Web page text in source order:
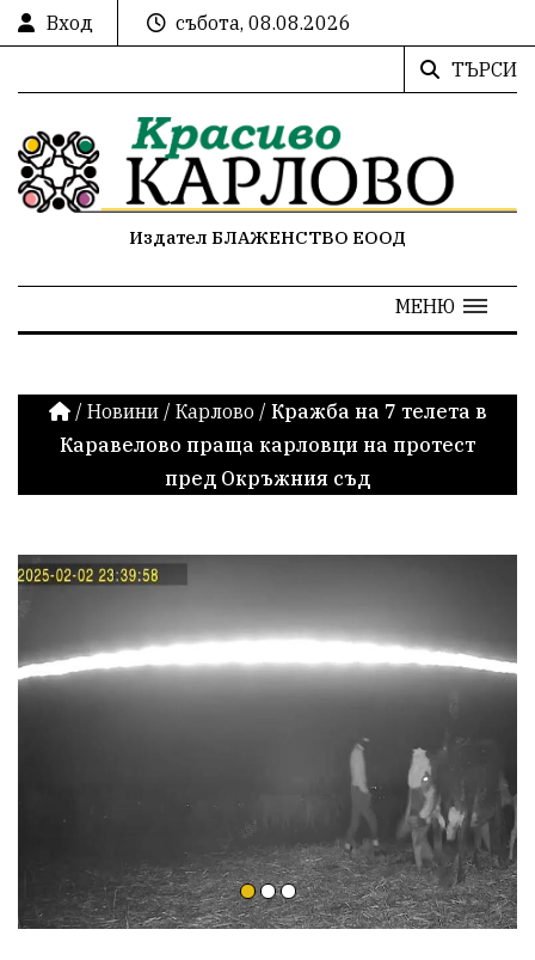
Вход
събота, 08.08.2026
ТЪРСИ
Издател БЛАЖЕНСТВО ЕООД
МЕНЮ
/ Новини / Карлово / Кражба на 7 телета в
Каравелово праща карловци на протест
пред Окръжния съд